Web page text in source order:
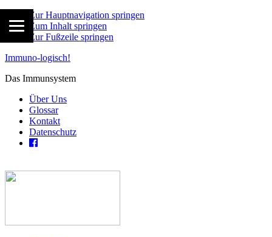
Zur Hauptnavigation springen
Zum Inhalt springen
Zur Fußzeile springen
Immuno-logisch!
Das Immunsystem
Über Uns
Glossar
Kontakt
Datenschutz